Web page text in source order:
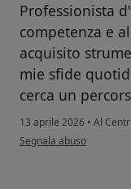
Professionista
competenza e
acquisito
mie sfide
cerca un
13 aprile 2026 • Al
secondo l'opinione
Segnala abuso